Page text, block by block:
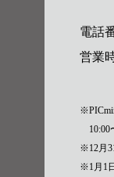
電
営業
10:00
※12月
※1月1